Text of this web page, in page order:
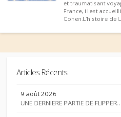
et traumatisant
France, il est
Cohen.L’histoire de
Articles Récents
9 août 2026
UNE DERNIERE PARTIE DE